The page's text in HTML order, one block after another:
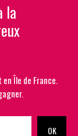
la
Île de France.
OK